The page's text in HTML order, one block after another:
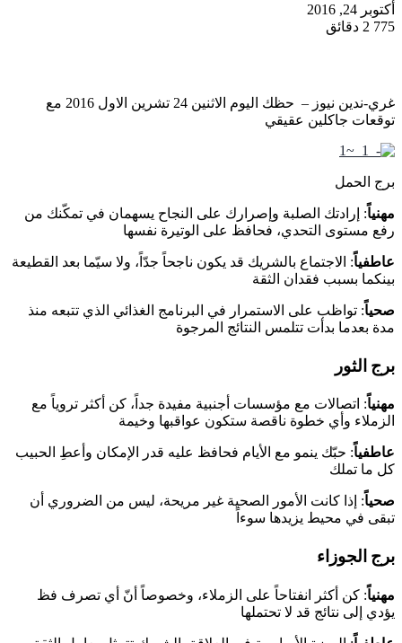
أكتوبر 24, 2016
775 2 دقائق
غري-ندين نيوز – حظك اليوم الاثنين 24 تشرين الاول 2016 مع
توقعات جاكلين عقيقي
برج الحمل
مهنياً: إرادتك الصلبة وإصرارك على النجاح يسهمان في تمكّنك من
رفع مستوى التحدي، فحافظ على الوتيرة نفسها
عاطفياً: الاجتماع بالشريك قد يكون ناجحاً جدّاً، ولا سيّما بعد القطيعة
بينكما بسبب فقدان الثقة
صحياً: تواظب على الاستمرار في البرنامج الغذائي الذي تتبعه منذ
مدة بعدما بدأت تتلمس النتائج المرجوة
برج الثور
مهنياً: اتصالات مع مؤسسات أجنبية مفيدة جداً، كن أكثر تروياً مع
الزملاء وأي خطوة ناقصة ستكون عواقبها وخيمة
عاطفياً: حبّك ينمو مع الأيام فحافظ عليه قدر الإمكان وأعطِ الحبيب
كل ما تملك
صحياً: إذا كانت الأمور الصحية غير مريحة، ليس من الضروري أن
تبقى في محيط يزيدها سوءاً
برج الجوزاء
مهنياً: كن أكثر انفتاحاً على الزملاء، وخصوصاً أنّ أي تصرف فظ
يؤدي إلى نتائج قد لا تحتملها